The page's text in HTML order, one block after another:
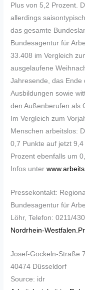
Plus von 5,2 Prozent.
allerdings
das gesamte
Bundesagentur für
33.408 im Vergleich
ausgelaufene
Jahresende, das Ende
Ausbildungen sowie
den Außenberufen als
Im Vergleich zum
Menschen arbeitslos:
0,7 Punkte auf jetzt
Prozent ebenfalls um
Infos unter
Pressekontakt:
Bundesagentur für
Löhr, Telefon: 0211/
Nordrhein-
Josef-Gockeln-Straße 7
40474 Düsseldorf
Source: idr